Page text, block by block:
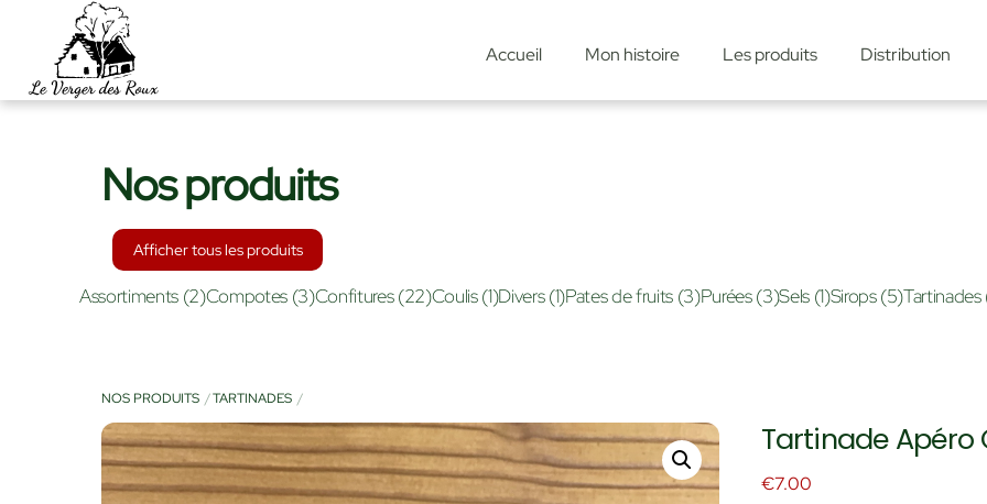
content
Accueil Mon histoire Les produits Distribution
Nos produits
Afficher tous les produits
Assortiments (2)Compotes (3)Confitures(22)Coulis(1)Divers(1)Pates de fruits (3)Purées(3)Sels (1)Sirops(5)Tartinades
NOS PRODUITS TARTINADES
Tartinade Apéro
€7.00